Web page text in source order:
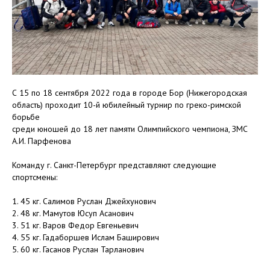
С 15 по 18 сентября 2022 года в городе Бор (Нижегородская
область) проходит 10-й юбилейный турнир по греко-римской
борьбе
среди юношей до 18 лет памяти Олимпийского чемпиона, ЗМС
А.И. Парфенова
Команду г. Санкт-Петербург представляют следующие
спортсмены:
1. 45 кг. Салимов Руслан Джейхунович
2. 48 кг. Мамутов Юсуп Асанович
3. 51 кг. Варов Федор Евгеньевич
4. 55 кг. Гадаборшев Ислам Баширович
5. 60 кг. Гасанов Руслан Тарланович